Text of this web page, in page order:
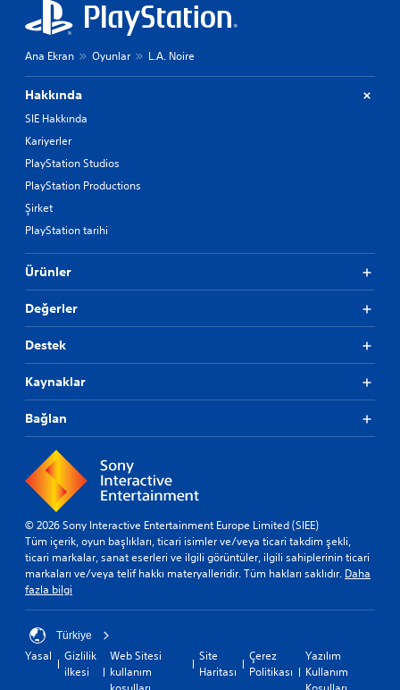
Ana Ekran Oyunlar L.A. Noire
Hakkında
SIE Hakkında
Kariyerler
PlayStation Studios
PlayStation Productions
Şirket
PlayStation tarihi
Ürünler
Değerler
Destek
Kaynaklar
Bağlan
© 2026 Sony Interactive Entertainment Europe Limited (SIEE)
Tüm içerik, oyun başlıkları, ticari isimler ve/veya ticari takdim şekli,
ticari markalar, sanat eserleri ve ilgili görüntüler, ilgili sahiplerinin ticari
markaları ve/veya telif hakkı materyalleridir. Tüm hakları saklıdır. Daha
fazla bilgi
Türkiye
Yasal
Gizlilik
ilkesi
Web Sitesi
kullanım
Site
Haritası
Çerez
Politikası
Yazılım
Kullanım